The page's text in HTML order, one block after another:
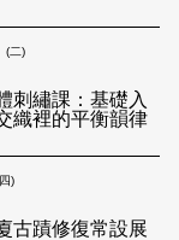
(二)
刺繡課：基礎入
織裡的平衡韻律
)
古蹟修復常設展